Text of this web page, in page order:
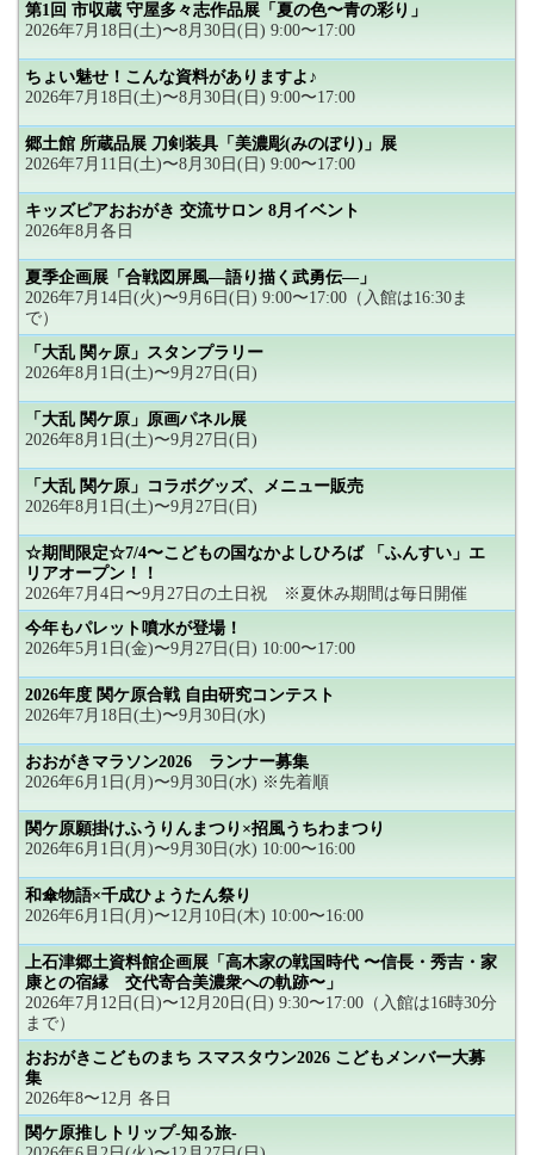
第1回 市収蔵 守屋多々志作品展「夏の色〜青の彩り」
2026年7月18日(土)〜8月30日(日) 9:00〜17:00
ちょい魅せ！こんな資料がありますよ♪
2026年7月18日(土)〜8月30日(日) 9:00〜17:00
郷土館 所蔵品展 刀剣装具「美濃彫(みのぼり)」展
2026年7月11日(土)〜8月30日(日) 9:00〜17:00
キッズピアおおがき 交流サロン 8月イベント
2026年8月各日
夏季企画展「合戦図屏風―語り描く武勇伝―」
2026年7月14日(火)〜9月6日(日) 9:00〜17:00（入館は16:30ま
で）
「大乱 関ヶ原」スタンプラリー
2026年8月1日(土)〜9月27日(日)
「大乱 関ケ原」原画パネル展
2026年8月1日(土)〜9月27日(日)
「大乱 関ケ原」コラボグッズ、メニュー販売
2026年8月1日(土)〜9月27日(日)
☆期間限定☆7/4〜こどもの国なかよしひろば 「ふんすい」エ
リアオープン！！
2026年7月4日〜9月27日の土日祝 ※夏休み期間は毎日開催
今年もパレット噴水が登場！
2026年5月1日(金)〜9月27日(日) 10:00〜17:00
2026年度 関ケ原合戦 自由研究コンテスト
2026年7月18日(土)〜9月30日(水)
おおがきマラソン2026 ランナー募集
2026年6月1日(月)〜9月30日(水) ※先着順
関ケ原願掛けふうりんまつり×招風うちわまつり
2026年6月1日(月)〜9月30日(水) 10:00〜16:00
和傘物語×千成ひょうたん祭り
2026年6月1日(月)〜12月10日(木) 10:00〜16:00
上石津郷土資料館企画展「高木家の戦国時代 〜信長・秀吉・家
康との宿縁 交代寄合美濃衆への軌跡〜」
2026年7月12日(日)〜12月20日(日) 9:30〜17:00（入館は16時30分
まで）
おおがきこどものまち スマスタウン2026 こどもメンバー大募
集
2026年8〜12月 各日
関ケ原推しトリップ-知る旅-